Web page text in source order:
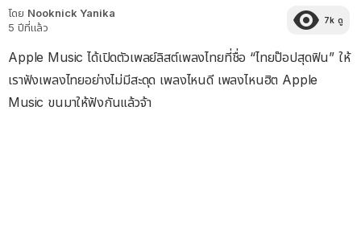
โดย Nooknick Yanika
5 ปีที่แล้ว
7k ดู
Apple Music ได้เปิดตัวเพลย์ลิสต์เพลงไทยที่ชื่อ “ไทยป๊อปสุดฟิน” ให้
เราฟังเพลงไทยอย่างไม่มีสะดุด เพลงไหนดี เพลงไหนฮิต Apple
Music ขนมาให้ฟังกันแล้วจ้า